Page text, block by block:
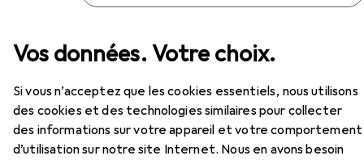
Vos données. Votre choix.
Si vous n’acceptez que les cookies essentiels, nous utilisons
des cookies et des technologies similaires pour collecter
des informations sur votre appareil et votre comportement
d’utilisation sur notre site Internet. Nous en avons besoin
Souris + claviers Clavier Logitech MK270
LogitechMK270
FR, Sans fil